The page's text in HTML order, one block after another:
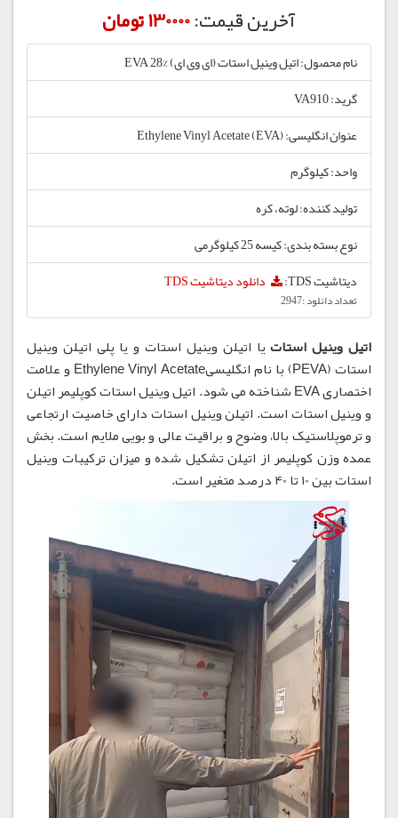
آخرین قیمت:130000 تومان
نام محصول: اتیل وینیل استات (ای وی ای) %28 EVA
گرید: VA910
عنوان انگلیسی: Ethylene Vinyl Acetate (EVA)
واحد: کیلوگرم
تولید کننده: لوته، کره
نوع بسته بندی: کیسه 25 کیلوگرمی
دیتاشیت TDS:
دانلود دیتاشیت TDS
تعداد دانلود :2947
اتیل وینیل استاتیا اتیلن وینیل استات و یا پلی اتیلن وینیل
استات (PEVA) با نام انگلیسیEthylene Vinyl Acetate و علامت
اختصاری EVA شناخته می شود. اتیل وینیل استات کوپلیمر اتیلن
و وینیل استات است. اتیلن وینیل استات دارای خاصیت ارتجاعی
و ترموپلاستیک بالا، وضوح و براقیت عالی و بویی ملایم است. بخش
عمده وزن کوپلیمر از اتیلن تشکیل شده و میزان ترکیبات وینیل
استات بین 10 تا 40 درصد متغیر است.